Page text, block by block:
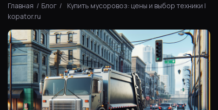
Главная / Блог /
Купить мусоровоз: цены и выбор техники |
kopator.ru